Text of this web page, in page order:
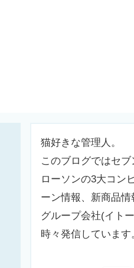
猫好きな管理人。
このブログではセブ
ローソンの3大コン
ーン情報、新商品情
グループ会社(イト
時々発信しています